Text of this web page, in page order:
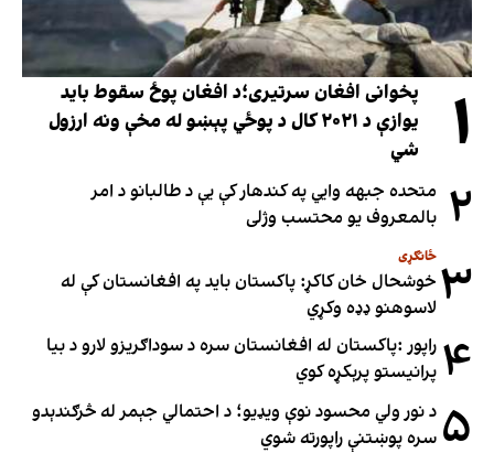
۱
پخوانی افغان سرتیری؛د افغان پوځ سقوط باید
یوازې د ۲۰۲۱ کال د پوځي پېښو له مخې ونه ارزول
شي
۲ متحده جبهه وايي په کندهار کې یې د طالبانو د امر
بالمعروف یو محتسب وژلی
۳ ځانګړی
خوشحال خان کاکړ: پاکستان بايد په افغانستان کې له
لاسوهنو ډډه وکړي
۴ راپور :پاکستان له افغانستان سره د سوداګریزو لارو د بیا
پرانیستو پرېکړه کوي
۵ د نور ولي محسود نوې ویډیو؛ د احتمالي جېمر له څرګندېدو
سره پوښتنې راپورته شوي